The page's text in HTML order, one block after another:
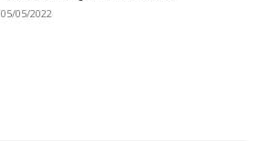
05/05/2022